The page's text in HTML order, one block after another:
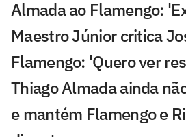
Almada ao Flamengo:
Maestro Júnior critica
Flamengo: 'Quero ver
Thiago Almada ainda
e mantém Flamengo e